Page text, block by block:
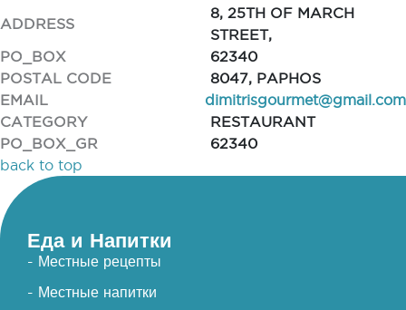
ADDRESS
8, 25TH OF MARCH
STREET,
PO_BOX
62340
POSTAL CODE
8047, PAPHOS
EMAIL
dimitrisgourmet@gmail.com
CATEGORY
RESTAURANT
PO_BOX_GR
62340
back to top
Еда и Напитки
- Местные рецепты
- Местные напитки